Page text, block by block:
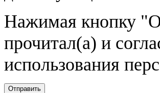
Нажимая кнопку
прочитал(а) и
использования
Отправить